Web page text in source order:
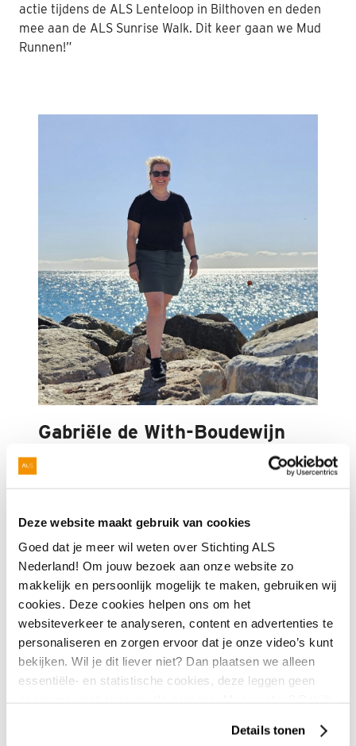
Deze website maakt gebruik van cookies
Goed dat je meer wil weten over Stichting ALS
Nederland! Om jouw bezoek aan onze website zo
makkelijk en persoonlijk mogelijk te maken, gebruiken wij
cookies. Deze cookies helpen ons om het
websiteverkeer te analyseren, content en advertenties te
personaliseren en zorgen ervoor dat je onze video’s kunt
bekijken. Wil je dit liever niet? Dan plaatsen we alleen
essentiële- en statistische cookies, deze leggen geen
Details tonen
actie tijdens de ALS Lenteloop in Bilthoven en deden
mee aan de ALS Sunrise Walk. Dit keer gaan we Mud
Runnen!”
Gabriële de With-Boudewijn
Actievoerder Mud Masters voor ALS
kunnen horen. Het was en blijft een
grote angst.’
Een beetje spannend
Tijdens Mud Masters trotseert Gabriële samen met
haar teamDe Betuwse Modderaarseen zes kilometer
lang hindernisparcours door de modder. Samen met
vind het stiekem een beetje spannend”, vertelt ze.